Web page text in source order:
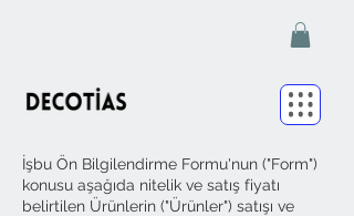
İşbu Ön Bilgilendirme Formu'nun ("Form")
konusu aşağıda nitelik ve satış fiyatı
belirtilen Ürünlerin ("Ürünler") satışı ve